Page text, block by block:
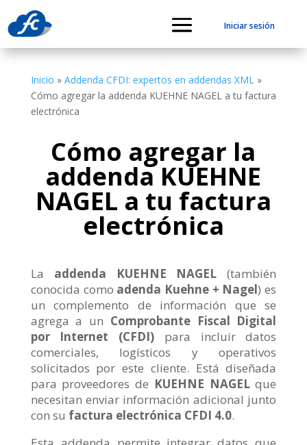
Iniciar sesión
Inicio » Addenda CFDI: expertos en addendas XML»
Cómo agregar la addenda KUEHNE NAGEL a tu factura
electrónica
Cómo agregar la
addenda KUEHNE
NAGEL a tu factura
electrónica
La addenda KUEHNE NAGEL (también
conocida como adenda Kuehne + Nagel) es
un complemento de información que se
agrega a un Comprobante Fiscal Digital
por Internet (CFDI) para incluir datos
comerciales, logísticos y operativos
solicitados por este cliente. Está diseñada
para proveedores de KUEHNE NAGELque
necesitan enviar información adicional junto
con su factura electrónica CFDI 4.0.